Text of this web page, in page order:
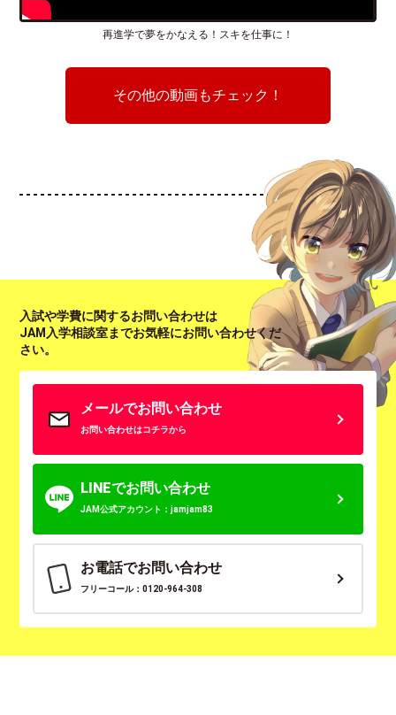
再進学で夢をかなえる！スキを仕事に！
その他の動画もチェック！
入試や学費に関するお問い合わせは
JAM入学相談室までお気軽にお問い合わせくだ
さい。
メールでお問い合わせ
お問い合わせはコチラから
LINEでお問い合わせ
JAM公式アカウント：jamjam83
お電話でお問い合わせ
フリーコール：0120-964-308